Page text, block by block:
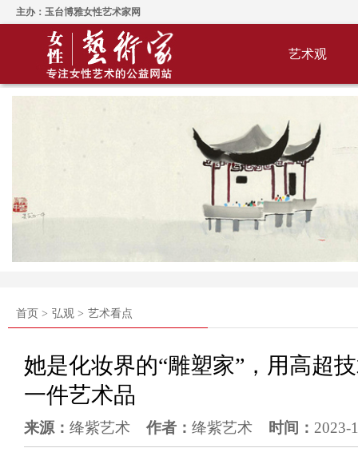
主办：玉台博雅女性艺术家网
艺术观
首页 > 弘观 > 艺术看点
她是化妆界的“雕塑家”，用高超
一件艺术品
来源： 绛紫艺术 作者： 绛紫艺术 时间： 2023-